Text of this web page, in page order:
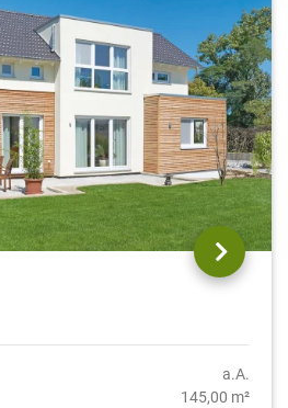
a.A.
145,00 m²